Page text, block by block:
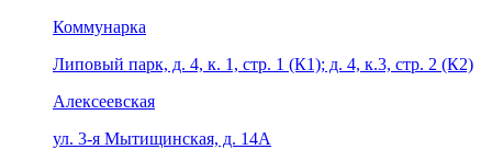
Коммунарка
Липовый парк, д. 4, к. 1, стр. 1 (К1); д. 4, к.3, стр. 2 (К2)
Алексеевская
ул. 3-я Мытищинская, д. 14А